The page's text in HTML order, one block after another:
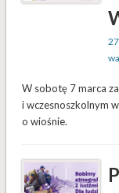
W sobotę 7 marca
i wczesnoszkolnym
o wiośnie.